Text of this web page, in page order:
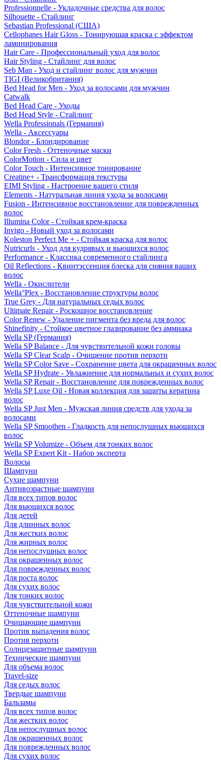
Professionnelle - Укладочные средства для волос
Silhouette - Стайлинг
Sebastian Professional (США)
Cellophanes Hair Gloss - Тонирующая краска с эффектом
ламинирования
Hair Care - Профессиональный уход для волос
Hair Styling - Стайлинг для волос
Seb Man - Уход и стайлинг волос для мужчин
TIGI (Великобритания)
Bed Head for Men - Уход за волосами для мужчин
Catwalk
Bed Head Care - Уходы
Bed Head Style - Стайлинг
Wella Professionals (Германия)
Wella - Аксессуары
Blondor - Блондирование
Color Fresh - Оттеночные маски
ColorMotion - Сила и цвет
Color Touch - Интенсивное тонирование
Creatine+ - Трансформация текстуры
EIMI Styling - Настроение вашего стиля
Elements - Натуральная линия ухода за волосами
Fusion - Интенсивное восстановление для поврежденных
волос
Illumina Color - Стойкая крем-краска
Invigo - Новый уход за волосами
Koleston Perfect Me + - Стойкая краска для волос
Nutricurls - Уход для кудрявых и вьющихся волос
Performance - Классика современного стайлинга
Oil Reflections - Квинтэссенция блеска для сияния ваших
волос
Wella - Окислители
Wella°Plex - Восстановление структуры волос
True Grey - Для натуральных седых волос
Ultimate Repair - Роскошное восстановление
Color Renew - Удаление пигмента без вреда для волос
Shinefinity - Стойкое цветное глазирование без аммиака
Wella SP (Германия)
Wella SP Balance - Для чувствительной кожи головы
Wella SP Clear Scalp - Очищение против перхоти
Wella SP Color Save - Сохранение цвета для окрашенных волос
Wella SP Hydrate - Увлажнение для нормальных и сухих волос
Wella SP Repair - Восстановление для поврежденных волос
Wella SP Luxe Oil - Новая коллекция для защиты кератина
волос
Wella SP Just Men - Мужская линия средств для ухода за
волосами
Wella SP Smoothen - Гладкость для непослушных вьющихся
волос
Wella SP Volumize - Объем для тонких волос
Wella SP Expert Kit - Набор эксперта
Волосы
Шампуни
Сухие шампуни
Антивозрастные шампуни
Для всех типов волос
Для вьющихся волос
Для детей
Для длинных волос
Для жестких волос
Для жирных волос
Для непослушных волос
Для окрашенных волос
Для поврежденных волос
Для роста волос
Для сухих волос
Для тонких волос
Для чувствительной кожи
Оттеночные шампуни
Очищающие шампуни
Против выпадения волос
Против перхоти
Солнцезащитные шампуни
Технические шампуни
Для объема волос
Travel-size
Для седых волос
Твердые шампуни
Бальзамы
Для всех типов волос
Для жестких волос
Для непослушных волос
Для окрашенных волос
Для поврежденных волос
Для сухих волос